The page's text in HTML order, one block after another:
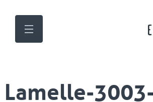
Lamelle-